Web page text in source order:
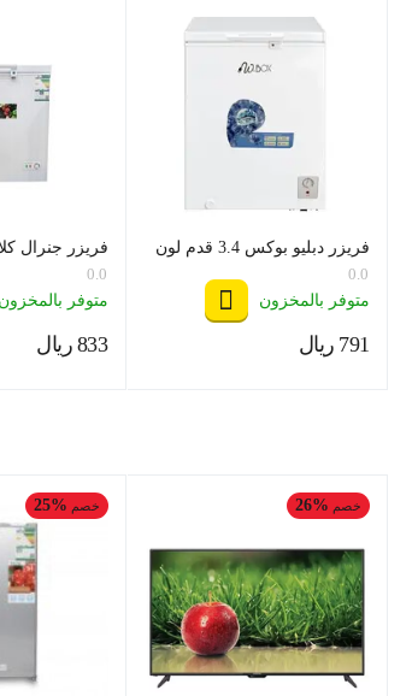
فريزر دبليو بوكس 3.4 قدم لون
ابيض موديل WB120F
0.0
متوفر بالمخزون
ريال ‍791‍
ابيض موديل GEN-CL1-145
0.0
متوفر بالمخزون
ريال ‍833‍
خصم 26% خصم 25%